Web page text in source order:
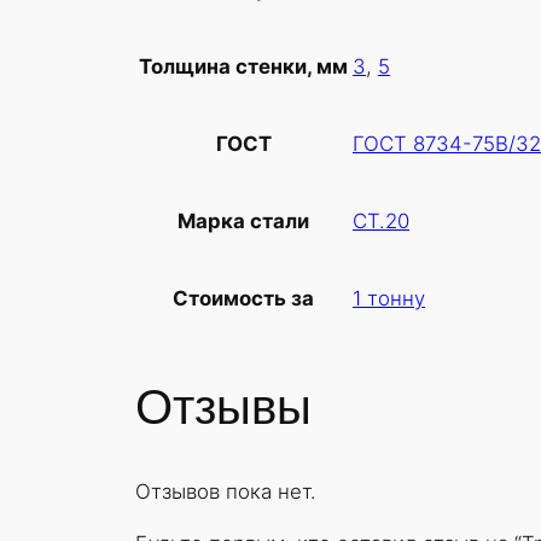
Толщина стенки, мм 3, 5
ГОСТ ГОСТ 8734-75В/
Марка стали СТ.20
Стоимость за 1 тонну
Отзывы
Отзывов пока нет.